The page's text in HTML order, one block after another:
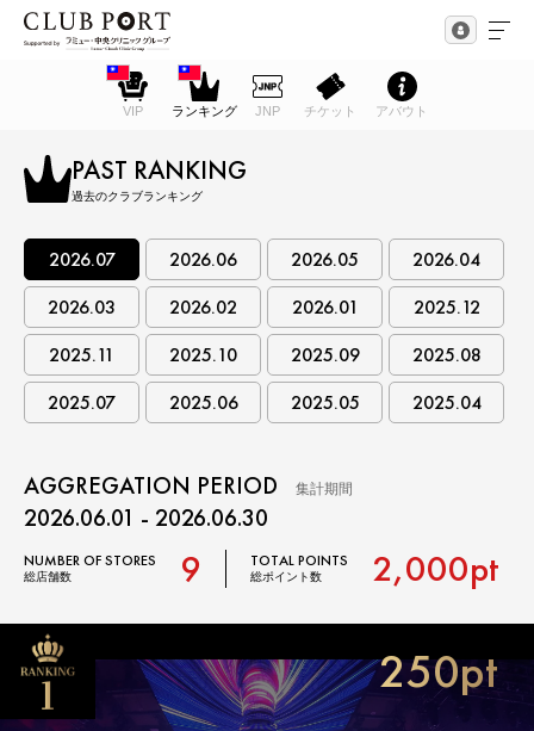
VIP ランキング JNP チケット アバウト
PAST RANKING
過去のクラブランキング
2026.07 2026.06 2026.05
2026.04
2026.03
2026.02 2026.01
2025.12
2025.11
2025.10 2025.09
2025.08
2025.07
2025.06 2025.05 2025.04
AGGREGATION PERIOD 集計期間
2026.06.01 - 2026.06.30
NUMBER OF STORES
総店舗数 9 TOTAL POINTS
総ポイント数 2,000pt
250pt